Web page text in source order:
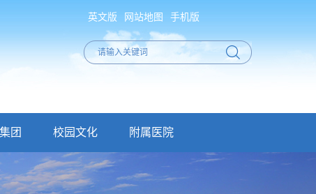
英文版 网站地图 手机版
团 校园文化 附属医院